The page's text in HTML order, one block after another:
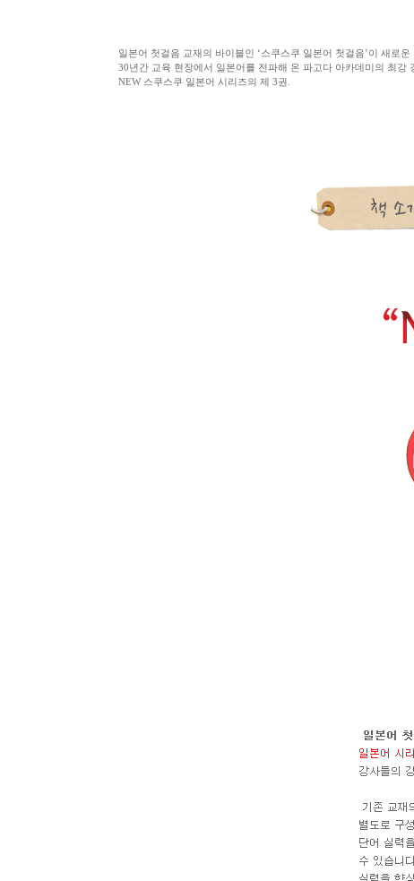
일본어 첫걸음 교재의 바이블인 ‘스쿠스쿠 일본어 첫걸음’이 새로운
30년간 교육 현장에서 일본어를 전파해 온 파고다 아카데미의 최강
NEW 스쿠스쿠 일본어 시리즈의 제 3권.